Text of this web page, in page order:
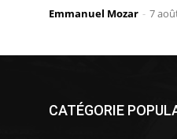
Emmanuel Mozar - 7
CATÉGORIE